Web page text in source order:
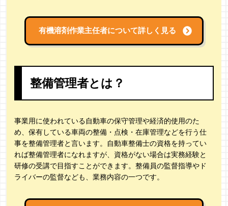
有機溶剤作業主任者について詳しく見る
整備管理者とは？
事業用に使われている自動車の保守管理や経済的使用のた
め、保有している車両の整備・点検・在庫管理などを行う仕
事を整備管理者と言います。自動車整備士の資格を持ってい
れば整備管理者になれますが、資格がない場合は実務経験と
研修の受講で目指すことができます。整備員の監督指導やド
ライバーの監督なども、業務内容の一つです。